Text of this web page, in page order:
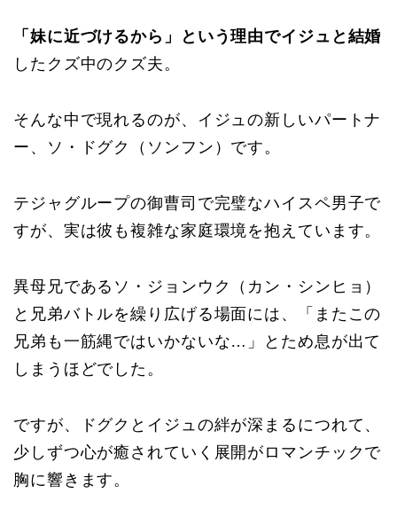
「妹に近づけるから」という理由でイジュと結婚
したクズ中のクズ夫。
そんな中で現れるのが、イジュの新しいパートナ
ー、ソ・ドグク（ソンフン）です。
テジャグループの御曹司で完璧なハイスペ男子で
すが、実は彼も複雑な家庭環境を抱えています。
異母兄であるソ・ジョンウク（カン・シンヒョ）
と兄弟バトルを繰り広げる場面には、「またこの
兄弟も一筋縄ではいかないな…」とため息が出て
しまうほどでした。
ですが、ドグクとイジュの絆が深まるにつれて、
少しずつ心が癒されていく展開がロマンチックで
胸に響きます。